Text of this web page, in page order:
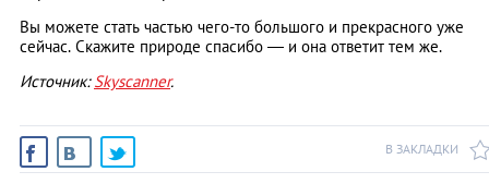
Вы можете стать частью чего-то большого и прекрасного уже
сейчас. Скажите природе спасибо — и она ответит тем же.
Источник:Skyscanner.
В ЗАКЛАДКИ